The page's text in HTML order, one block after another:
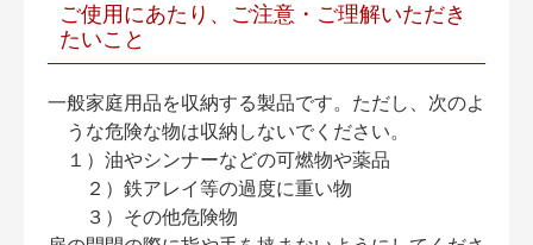
ご使用にあたり、ご注意・ご理解いただき
たいこと
一般家庭用品を収納する製品です。ただし、次のよ
うな危険な物は収納しないでください。
１）油やシンナーなどの可燃物や薬品
２）鉄アレイ等の過度に重い物
３）その他危険物